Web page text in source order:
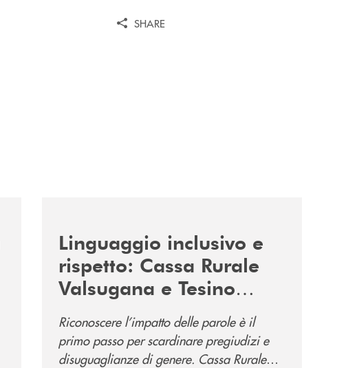
SHARE
Linguaggio inclusivo e
rispetto: Cassa Rurale
Valsugana e Tesino
promuove la campagna
“Tolleranza Zero”
Riconoscere l’impatto delle parole è il
primo passo per scardinare pregiudizi e
disuguaglianze di genere. Cassa Rurale